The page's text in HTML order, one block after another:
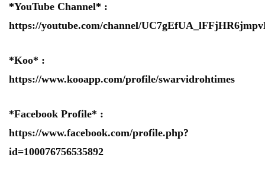
*YouTube Channel* :
https://youtube.com/channel/
*Koo* :
https://www.kooapp.com/profile/swarvidrohtimes
*Facebook Profile* :
https://www.facebook.com/profile.php?
id=100076756535892